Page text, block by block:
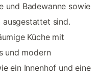
und Badewanne sowie
ausgestattet sind.
Küche mit
und modern
ein Innenhof und eine